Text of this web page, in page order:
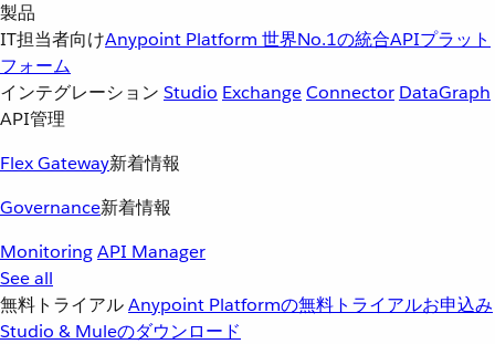
製品
IT担当者向けAnypoint Platform 世界No.1の統合APIプラット
フォーム
インテグレーション Studio ExchangeConnector DataGraph
API管理
Flex Gateway新着情報
Governance新着情報
MonitoringAPI Manager
See all
無料トライアルAnypoint Platformの無料トライアルお申込み
Studio & Muleのダウンロード